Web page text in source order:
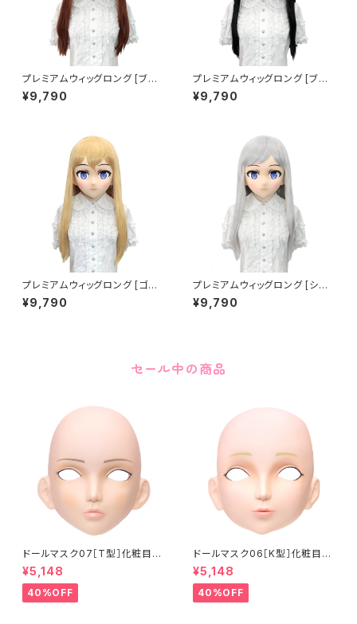
プレミアムウィッグロング [ブラ
ウン] Premium Wig Long Br
own
¥9,790
プレミアムウィッグロング [ブラ
ック] Premium Wig Long Bl
ack
¥9,790
プレミアムウィッグロング [ゴー
ルド] Premium Wig Long Go
ld
¥9,790
プレミアムウィッグロング [シル
バー] Premium Wig Long Sil
ver
¥9,790
セール中の商品
ドールマスク07［T型］化粧目穴
処理済 MASK07 [DOLL T] O
pening eye hole and make
up
¥5,148
40%OFF
ドールマスク06［K型］化粧目穴
処理 MASK06 [DOLL K] Op
ening eye hole and make
up
¥5,148
40%OFF